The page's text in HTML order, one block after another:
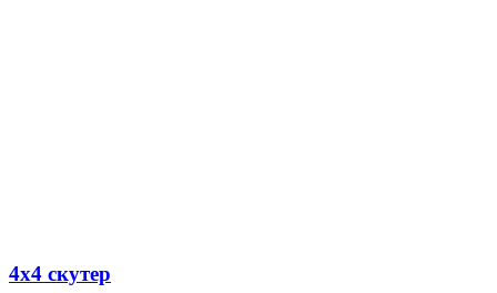
4х4 скутер